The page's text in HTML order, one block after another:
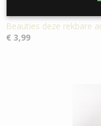
Beauties deze rekbare
€ 3,99